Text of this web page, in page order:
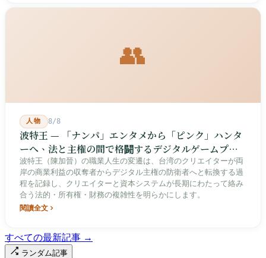
👥
人物 8/8
波特王 — 「ナンパ」エンタメから「ピンク」ハンタ
ーへ、法と主権の間で格闘するデジタルゲームプレ
イヤー
波特王（陳加晉）の職業人生の変遷は、台湾のクリエイターが両
岸の商業利益の収奪者からデジタル主権の防衛者へと転換する過
程を記録し、クリエイターと資本システムが長期にわたって絡み
合う法的・所有権・財務の複雑性を明らかにします。
閱讀全文
すべての最新記事 →
ランダム記事